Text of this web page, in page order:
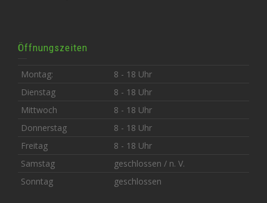
Öffnungszeiten
Montag:
8 - 18 Uhr
Dienstag
8 - 18 Uhr
Mittwoch
8 - 18 Uhr
Donnerstag
8 - 18 Uhr
Freitag
8 - 18 Uhr
Samstag
geschlossen / n. V.
Sonntag
geschlossen